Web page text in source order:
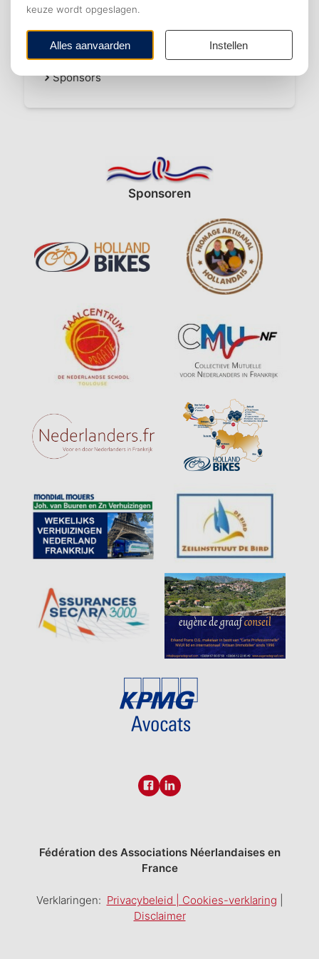
Lid of donateur worden
Raad van Advies
Samenwerking
Sponsors
Sponsoren
Fédération des Associations Néerlandaises en
France
Verklaringen: Privacybeleid | Cookies-verklaring
Disclaimer